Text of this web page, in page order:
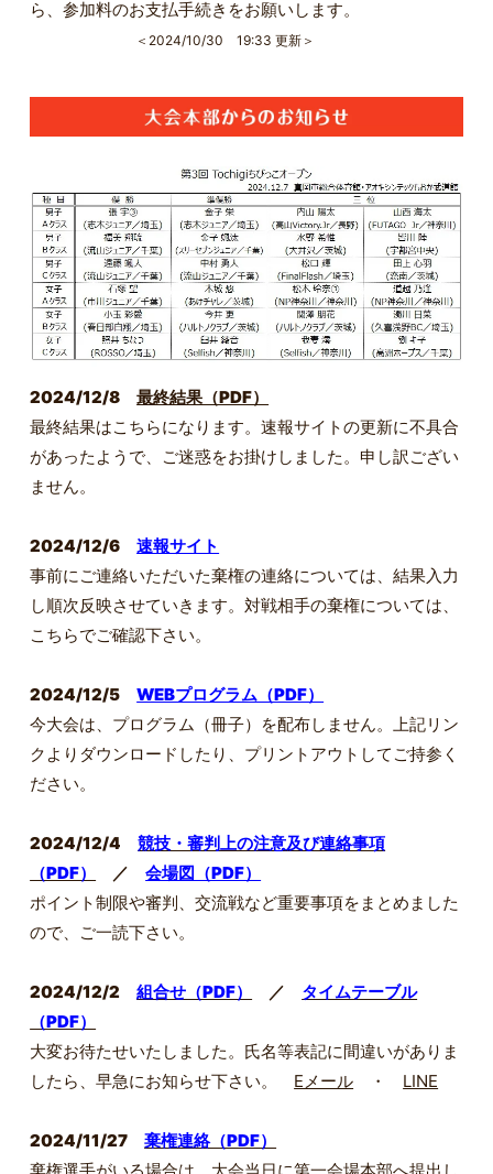
ら、参加料のお支払手続きをお願いします。
＜2024/10/30 19:33 更新＞
2024/12/8最終結果（PDF）
最終結果はこちらになります。速報サイトの更新に不具合
があったようで、ご迷惑をお掛けしました。申し訳ござい
ません。
2024/12/6速報サイト
事前にご連絡いただいた棄権の連絡については、結果入力
し順次反映させていきます。対戦相手の棄権については、
こちらでご確認下さい。
2024/12/5WEBプログラム（PDF）
今大会は、プログラム（冊子）を配布しません。上記リン
クよりダウンロードしたり、プリントアウトしてご持参く
ださい。
2024/12/4競技・審判上の注意及び連絡事項
（PDF）
／会場図（PDF）
ポイント制限や審判、交流戦など重要事項をまとめました
ので、ご一読下さい。
2024/12/2組合せ（PDF） ／ タイムテーブル
（PDF）
大変お待たせいたしました。 氏名等表記に間違いがありま
したら、早急にお知らせ下さい。 Eメール ・ LINE
2024/11/27棄権連絡（PDF）